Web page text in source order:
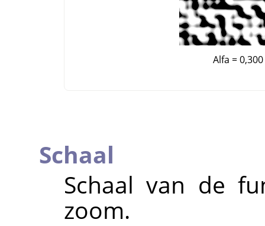
Alfa = 0,300
Schaal
Schaal van de
zoom.